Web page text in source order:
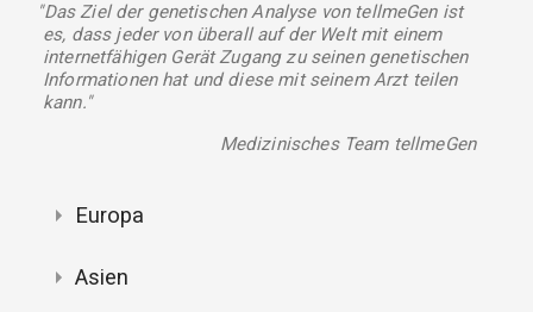
"Das Ziel der genetischen Analyse von tellmeGen ist
es, dass jeder von überall auf der Welt mit einem
internetfähigen Gerät Zugang zu seinen genetischen
Informationen hat und diese mit seinem Arzt teilen
kann."
Medizinisches Team tellmeGen
Europa
Asien